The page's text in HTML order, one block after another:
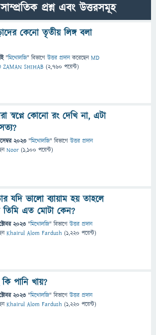
প্রশ্ন এবং উত্তরসমূহ
কেনো তৃতীয় লিঙ্গ বলা
"মিথোলজি" বিভাগে উত্তর প্রদান করেছেনMD
ZAMAN SHIHAB (2,760 পয়েন্ট)
স্বপ্নে কোনো রং দেখি না, এটা
2023 "মিথোলজি" বিভাগে উত্তর প্রদান
Noor (1,100 পয়েন্ট)
যদি ভালো ব্যায়াম হয় তাহলে
তিমি এত মোটা কেন?
2023 "মিথোলজি" বিভাগে উত্তর প্রদান
Khairul Alom Fardush (1,220 পয়েন্ট)
পানি খায়?
2023 "মিথোলজি" বিভাগে উত্তর প্রদান
Khairul Alom Fardush (1,220 পয়েন্ট)